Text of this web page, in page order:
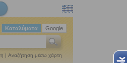
Google
Καταλύματα
| Αναζήτηση μέσω χάρτη